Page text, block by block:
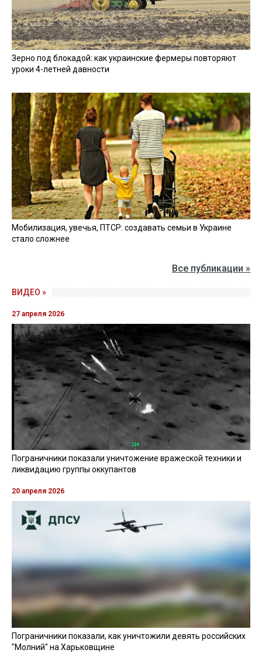
Зерно под блокадой: как украинские фермеры повторяют
уроки 4-летней давности
Мобилизация, увечья, ПТСР: создавать семьи в Украине
стало сложнее
Все публикации »
ВИДЕО »
27 апреля 2026
Пограничники показали уничтожение вражеской техники и
ликвидацию группы оккупантов
20 апреля 2026
Пограничники показали, как уничтожили девять российских
"Молний" на Харьковщине